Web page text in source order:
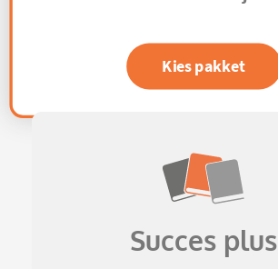
Kies pakket
Succes plus